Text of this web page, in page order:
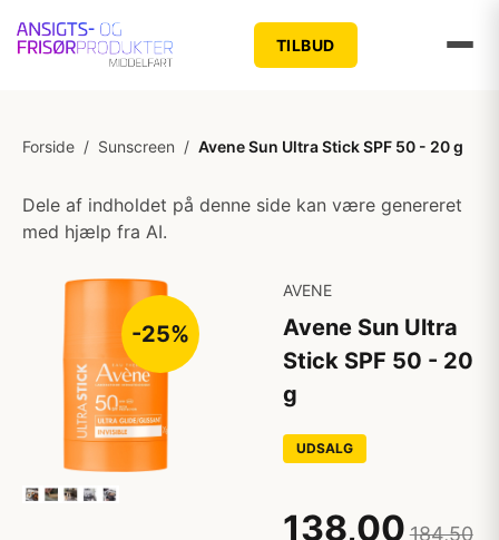
TILBUD
Forside / Sunscreen / Avene Sun Ultra Stick SPF 50 - 20 g
Dele af indholdet på denne side kan være genereret
med hjælp fra AI.
-25%
AVENE
Avene Sun Ultra
Stick SPF 50 - 20
g
UDSALG
138,00 184,50